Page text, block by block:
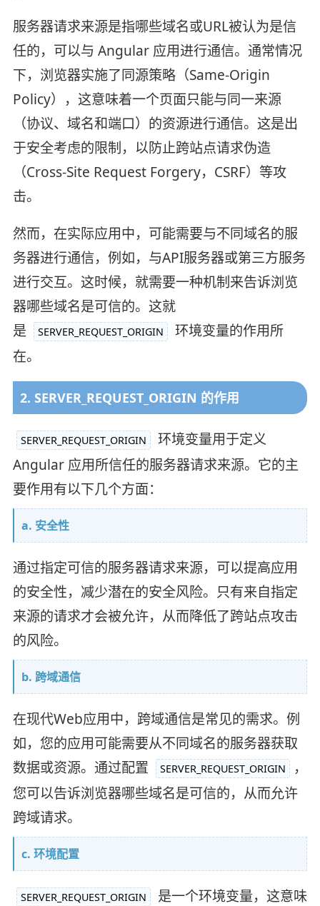
服务器请求来源是指哪些域名或URL被认为是信
任的，可以与 Angular 应用进行通信。通常情况
下，浏览器实施了同源策略（Same-Origin
Policy），这意味着一个页面只能与同一来源
（协议、域名和端口）的资源进行通信。这是出
于安全考虑的限制，以防止跨站点请求伪造
（Cross-Site Request Forgery，CSRF）等攻
击。
然而，在实际应用中，可能需要与不同域名的服
务器进行通信，例如，与API服务器或第三方服务
进行交互。这时候，就需要一种机制来告诉浏览
器哪些域名是可信的。这就
是
SERVER_REQUEST_ORIGIN
环境变量的作用所
在。
2. SERVER_REQUEST_ORIGIN 的作用
SERVER_REQUEST_ORIGIN
环境变量用于定义
Angular 应用所信任的服务器请求来源。它的主
要作用有以下几个方面：
a. 安全性
通过指定可信的服务器请求来源，可以提高应用
的安全性，减少潜在的安全风险。只有来自指定
来源的请求才会被允许，从而降低了跨站点攻击
的风险。
b. 跨域通信
在现代Web应用中，跨域通信是常见的需求。例
如，您的应用可能需要从不同域名的服务器获取
数据或资源。通过配置
SERVER_REQUEST_ORIGIN
，
您可以告诉浏览器哪些域名是可信的，从而允许
跨域请求。
c. 环境配置
SERVER_REQUEST_ORIGIN
是一个环境变量，这意味